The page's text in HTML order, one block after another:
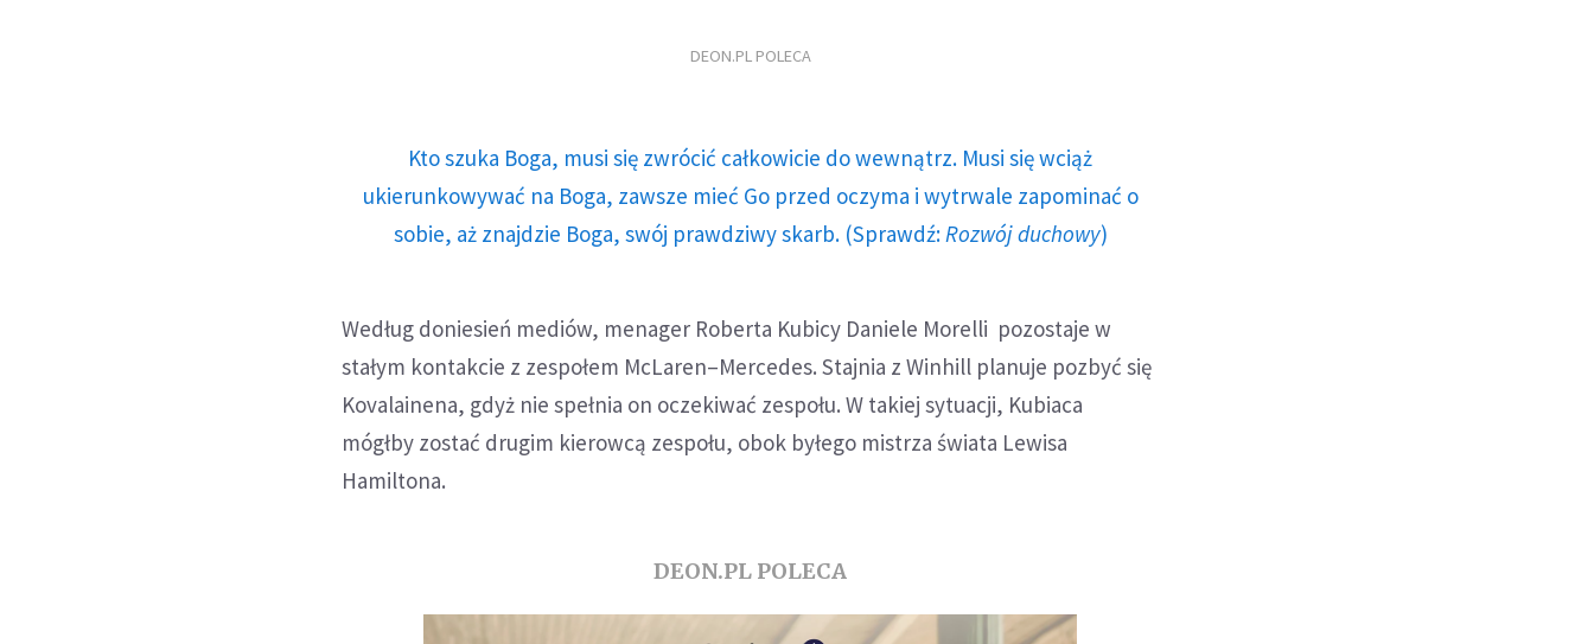
DEON.PL POLECA
Kto szuka Boga, musi się zwrócić całkowicie do wewnątrz. Musi się wciąż
ukierunkowywać na Boga, zawsze mieć Go przed oczyma i wytrwale zapominać o
sobie, aż znajdzie Boga, swój prawdziwy skarb. (Sprawdź: Rozwój duchowy)
Według doniesień mediów, menager Roberta Kubicy Daniele Morelli pozostaje w
stałym kontakcie z zespołem McLaren–Mercedes. Stajnia z Winhill planuje pozbyć się
Kovalainena, gdyż nie spełnia on oczekiwać zespołu. W takiej sytuacji, Kubiaca
mógłby zostać drugim kierowcą zespołu, obok byłego mistrza świata Lewisa
Hamiltona.
DEON.PL POLECA